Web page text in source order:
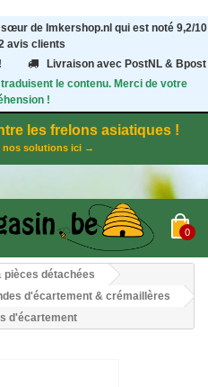
de Imkershop.nl qui est noté 9,2/10
avis clients
Livraison avec PostNL & Bpost
le contenu. Merci de votre
!
les frelons asiatiques !
nos solutions ici →
0
pièces détachées
d'écartement & crémaillères
d'écartement